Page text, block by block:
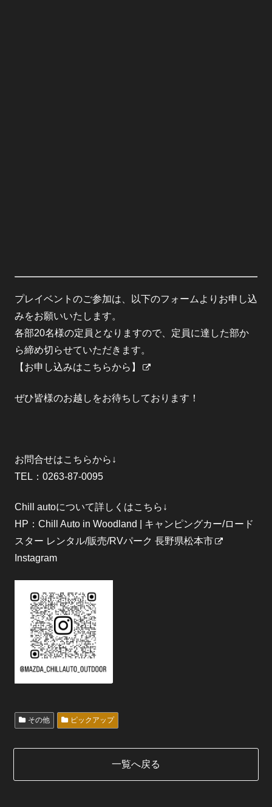
プレイベントのご参加は、以下のフォームよりお申し込
みをお願いいたします。
各部20名様の定員となりますので、定員に達した部か
ら締め切らせていただきます。
【お申し込みはこちらから】
ぜひ皆様のお越しをお待ちしております！
お問合せはこちらから↓
TEL：0263-87-0095
Chill autoについて詳しくはこちら↓
HP： Chill Auto in Woodland | キャンピングカー/ロード
スター レンタル/販売/RVパーク 長野県松本市
Instagram
その他 ピックアップ
一覧へ戻る